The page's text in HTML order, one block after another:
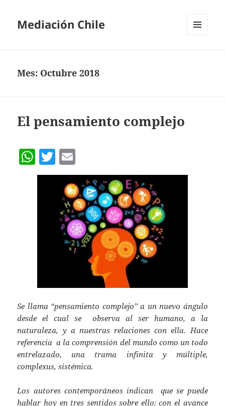
Mediación Chile
Mes: Octubre 2018
El pensamiento complejo
W
h
T
w
itt
er
m
ai
l
Se llama “pensamiento complejo” a un nuevo ángulo
desde el cual se observa al ser humano, a la
naturaleza, y a nuestras relaciones con ella. Hace
referencia a la comprensión del mundo como un todo
entrelazado, una trama infinita y múltiple,
complexus, sistémica.
Los autores contemporáneos indican que se puede
hablar hoy en tres sentidos sobre ello: con el avance